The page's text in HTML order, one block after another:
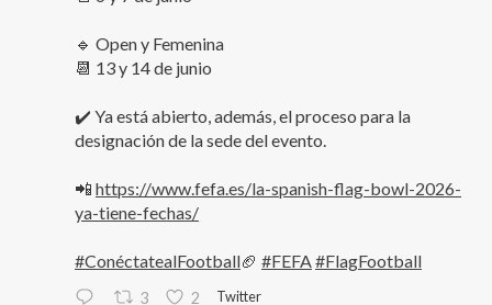
🔹 Open y Femenina
📆 13 y 14 de junio
✔️ Ya está abierto, además, el proceso para la
designación de la sede del evento.
📲 https://www.fefa.es/la-spanish-flag-bowl-2026-
ya-tiene-fechas/
#ConéctatealFootball🏈 #FEFA#FlagFootball
3 2 Twitter